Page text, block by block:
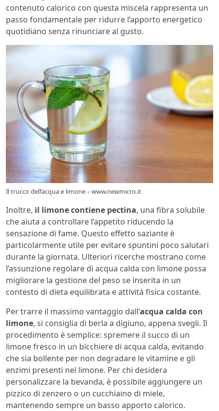
contenuto calorico con questa miscela rappresenta un
passo fondamentale per ridurre l’apporto energetico
quotidiano senza rinunciare al gusto.
Il trucco dell’acqua e limone – www.newmicro.it
Inoltre, il limone contiene pectina, una fibra solubile
che aiuta a controllare l’appetito riducendo la
sensazione di fame. Questo effetto saziante è
particolarmente utile per evitare spuntini poco salutari
durante la giornata. Ulteriori ricerche mostrano come
l’assunzione regolare di acqua calda con limone possa
migliorare la gestione del peso se inserita in un
contesto di dieta equilibrata e attività fisica costante.
Per trarre il massimo vantaggio dall’acqua calda con
limone, si consiglia di berla a digiuno, appena svegli. Il
procedimento è semplice: spremere il succo di un
limone fresco in un bicchiere di acqua calda, evitando
che sia bollente per non degradare le vitamine e gli
enzimi presenti nel limone. Per chi desidera
personalizzare la bevanda, è possibile aggiungere un
pizzico di zenzero o un cucchiaino di miele,
mantenendo sempre un basso apporto calorico.